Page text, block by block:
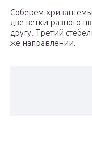
Соберем
две ветки разного
другу. Третий
же направлении.